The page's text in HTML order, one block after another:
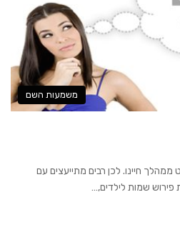
משמעות השם
חיינו. לכן רבים מתייעצים עם
פירוש שמות לילדים,…